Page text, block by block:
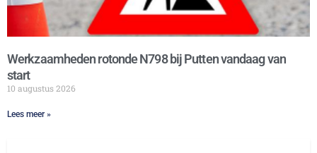
Werkzaamheden rotonde N798 bij Putten vandaag van
start
10 augustus 2026
Lees meer »